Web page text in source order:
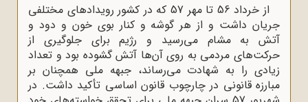
از خرداد 56 تا مهر 57 که در کشور رویدادهای مختلفی
جریان داشت و از هر گوشه و کنار بوی خون و دود و
آتش به مشام می‌رسید و رژیم برای جلوگیری از
حرکت‌های مردمی به روی آن‌ها آتش گشوده بود و تعداد
زیادی را به شهادت می‌رساند، جبهه ملی همچنان بر
مبارزه قانونى در چارچوب قانون اساسى تأکید داشت. در